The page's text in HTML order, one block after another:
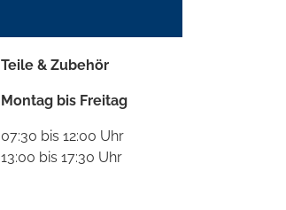
Teile & Zubehör
Montag bis Freitag
07:30 bis 12:00 Uhr
13:00 bis 17:30 Uhr